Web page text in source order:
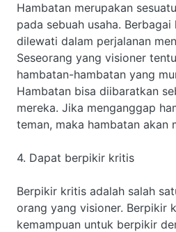
Hambatan merupakan
pada sebuah usaha.
dilewati dalam perjalanan
Seseorang yang visioner
hambatan-hambatan yang
Hambatan bisa diibaratkan
mereka. Jika menganggap
teman, maka hambatan akan
4. Dapat berpikir kritis
Berpikir kritis adalah salah
orang yang visioner. Berpikir
kemampuan untuk berpikir